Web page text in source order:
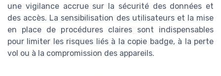
une vigilance accrue sur la sécurité des données et
des accès. La sensibilisation des utilisateurs et la mise
en place de procédures claires sont indispensables
pour limiter les risques liés à la copie badge, à la perte
vol ou à la compromission des appareils.